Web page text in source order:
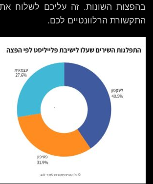
בהפצות השונות. זה עליכם לשלוח
התקשורת הרלוונטיים לכם.